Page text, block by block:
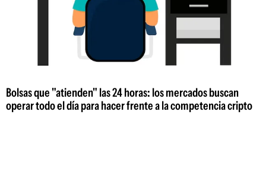
Bolsas que "atienden" las 24 horas: los mercados buscan
operar todo el día para hacer frente a la competencia cripto